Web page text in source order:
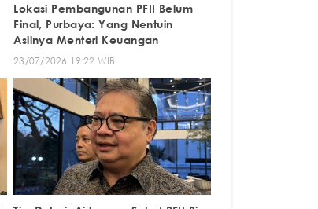
Lokasi Pembangunan PFII Belum
Final, Purbaya: Yang Nentuin
Aslinya Menteri Keuangan
23/07/2026 19:22 WIB